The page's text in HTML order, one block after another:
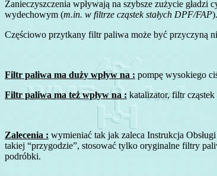
Zanieczyszczenia wpływają na szybsze zużycie
wydechowym (m.in. w filtrze cząstek stałych DPF/FAP
Częściowo przytkany filtr paliwa może być przyczyną
Filtr paliwa ma duży wpływ na :pompę wysokiego
Filtr paliwa ma też wpływ na : katalizator, filtr
Zalecenia : wymieniać tak jak zaleca Instrukcja
takiej “przygodzie”, stosować tylko oryginalne filtry
podróbki.